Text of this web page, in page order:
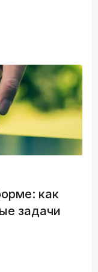
как
задачи